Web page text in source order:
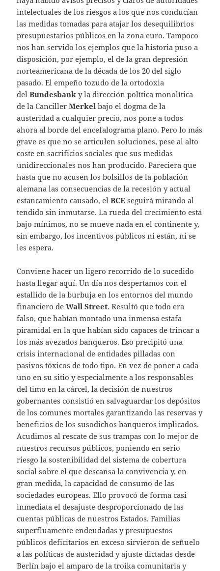
intelectuales de los riesgos a los que nos conducían
las medidas tomadas para atajar los desequilibrios
presupuestarios públicos en la zona euro. Tampoco
nos han servido los ejemplos que la historia puso a
disposición, por ejemplo, el de la gran depresión
norteamericana de la década de los 20 del siglo
pasado. El empeño tozudo de la ortodoxia
del Bundesbank y la dirección política monolítica
de la CancillerMerkel bajo el dogma de la
austeridad a cualquier precio, nos pone a todos
ahora al borde del encefalograma plano. Pero lo más
grave es que no se articulen soluciones, pese al alto
coste en sacrificios sociales que sus medidas
unidireccionales nos han producido. Pareciera que
hasta que no acusen los bolsillos de la población
alemana las consecuencias de la recesión y actual
estancamiento causado, el BCE seguirá mirando al
tendido sin inmutarse. La rueda del crecimiento está
bajo mínimos, no se mueve nada en el continente y,
sin embargo, los incentivos públicos ni están, ni se
les espera.
Conviene hacer un ligero recorrido de lo sucedido
hasta llegar aquí. Un día nos despertamos con el
estallido de la burbuja en los entornos del mundo
financiero deWall Street. Resultó que todo era
falso, que habían montado una inmensa estafa
piramidal en la que habían sido capaces de trincar a
los más avezados banqueros. Eso precipitó una
crisis internacional de entidades pilladas con
pasivos tóxicos de todo tipo. En vez de poner a cada
uno en su sitio y especialmente a los responsables
del timo en la cárcel, la decisión de nuestros
gobernantes consistió en salvaguardar los depósitos
de los comunes mortales garantizando las reservas y
beneficios de los susodichos banqueros implicados.
Acudimos al rescate de sus trampas con lo mejor de
nuestros recursos públicos, poniendo en serio
riesgo la sostenibilidad del sistema de cobertura
social sobre el que descansa la convivencia y, en
gran medida, la capacidad de consumo de las
sociedades europeas. Ello provocó de forma casi
inmediata el desajuste desproporcionado de las
cuentas públicas de nuestros Estados. Familias
superfluamente endeudadas y presupuestos
públicos deficitarios en exceso sirvieron de señuelo
a las políticas de austeridad y ajuste dictadas desde
Berlín bajo el amparo de la troika comunitaria y